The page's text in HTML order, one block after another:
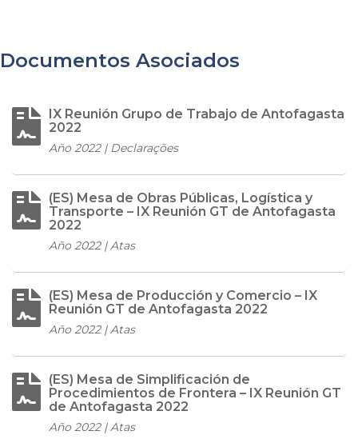
Documentos Asociados
IX Reunión Grupo de Trabajo de Antofagasta
2022
Año 2022 | Declarações
(ES) Mesa de Obras Públicas, Logística y
Transporte – IX Reunión GT de Antofagasta
2022
Año 2022 | Atas
(ES) Mesa de Producción y Comercio – IX
Reunión GT de Antofagasta 2022
Año 2022 | Atas
(ES) Mesa de Simplificación de
Procedimientos de Frontera – IX Reunión GT
de Antofagasta 2022
Año 2022 | Atas